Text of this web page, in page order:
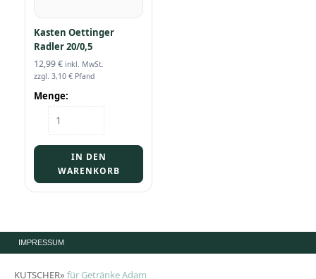
Kasten Oettinger
Radler 20/0,5
12,99€ inkl. MwSt.
zzgl. 3,10 € Pfand
Menge:
Kasten
Oettinger
20/0,5
Menge
IN DEN
WARENKORB
IMPRESSUM
KUTSCHER» für Getränke Adam